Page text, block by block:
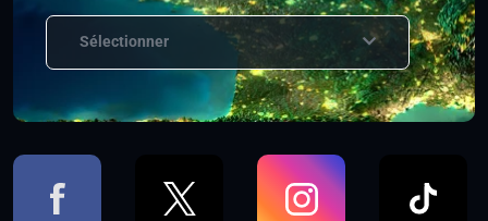
Sélectionner